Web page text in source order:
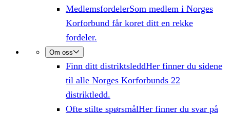
MedlemsfordelerSom medlem i Norges
Korforbund får koret ditt en rekke
fordeler.
Om oss
Finn ditt distriktsleddHer finner du sidene
til alle Norges Korforbunds 22
distriktledd.
Ofte stilte spørsmålHer finner du svar på